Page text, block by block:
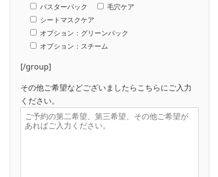
パスターパック
毛穴ケア
シートマスクケア
オプション：グリーンパック
オプション：スチーム
[/group]
その他ご希望などございましたらこちらにご入力
ください。